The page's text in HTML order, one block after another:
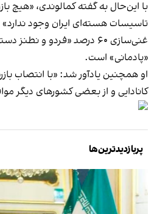
با این‌حال به گفته کمالوندی، «هیچ
تاسیسات هسته‌ای ایران وجود
غنی‌سازی ۶۰ درصد «فردو و
«پادمانی» است.
او همچنین یادآور شد: «با انتصاب
کانادایی و از بعضی کشورهای دیگر
پربازدیدترین‌ها